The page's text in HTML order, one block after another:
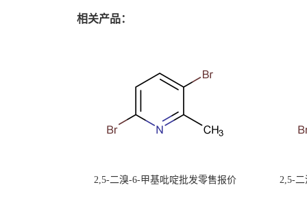
相关产品：
2,5-二溴-6-甲基吡啶批发零售报价 2,5-